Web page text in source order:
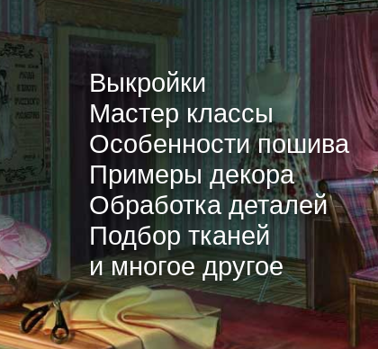
Выкройки
Мастер классы
Особенности пошива
Примеры декора
Обработка деталей
Подбор тканей
и многое другое